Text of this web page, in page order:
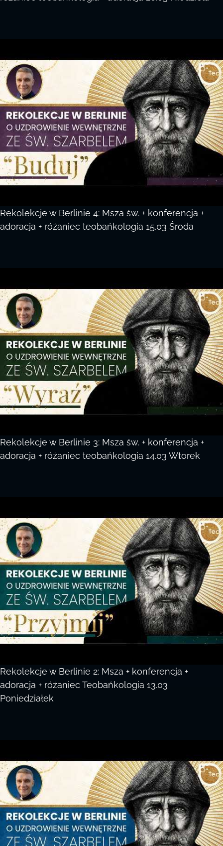
Rekolekcje w Berlinie 4: Msza św. + konferencja +
adoracja + różaniec teobańkologia 15.03 Środa
Rekolekcje w Berlinie 3: Msza św. + konferencja +
adoracja + różaniec teobańkologia 14.03 Wtorek
Rekolekcje w Berlinie 2: Msza + konferencja +
adoracja + różaniec Teobańkologia 13.03
Poniedziałek